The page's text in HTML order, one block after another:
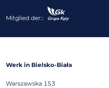
Mitglied der::
Werk in Bielsko-Biała
Warszawska 153